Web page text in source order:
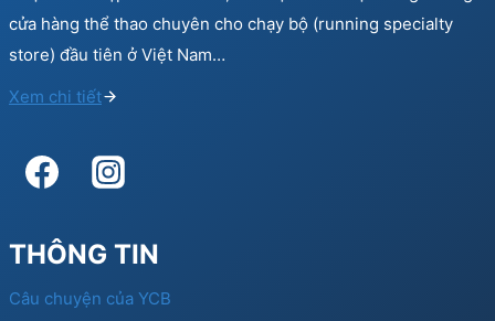
cửa hàng thể thao chuyên cho chạy bộ (running specialty
store) đầu tiên ở Việt Nam…
Xem chi tiết
THÔNG TIN
Câu chuyện của YCB